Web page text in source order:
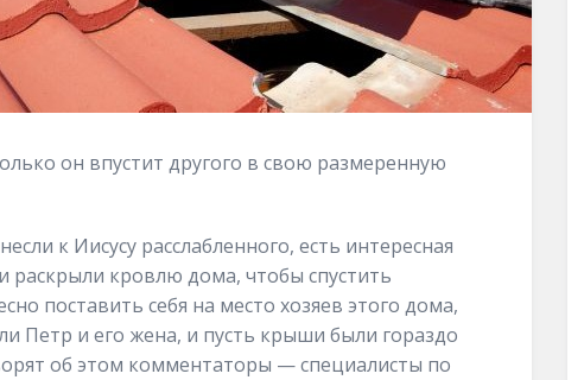
он впустит другого в свою размеренную
к Иисусу расслабленного, есть интересная
раскрыли кровлю дома, чтобы спустить
поставить себя на место хозяев этого дома,
Петр и его жена, и пусть крыши были гораздо
об этом комментаторы — специалисты по